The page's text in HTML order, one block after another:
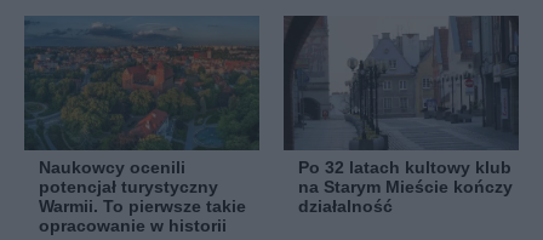
Naukowcy ocenili
potencjał turystyczny
Warmii. To pierwsze takie
opracowanie w historii
Po 32 latach kultowy klub
na Starym Mieście kończy
działalność